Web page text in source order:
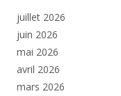
juillet 2026
juin 2026
mai 2026
avril 2026
mars 2026